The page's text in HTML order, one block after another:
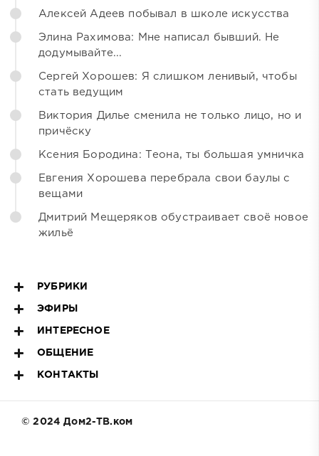
Алексей Адеев побывал в школе искусства
Элина Рахимова: Мне написал бывший. Не
додумывайте...
Сергей Хорошев: Я слишком ленивый, чтобы
стать ведущим
Виктория Дилье сменила не только лицо, но и
причёску
Ксения Бородина: Теона, ты большая умничка
Евгения Хорошева перебрала свои баулы с
вещами
Дмитрий Мещеряков обустраивает своё новое
жильё
РУБРИКИ
ЭФИРЫ
ИНТЕРЕСНОЕ
ОБЩЕНИЕ
КОНТАКТЫ
© 2024 Дом2-ТВ.ком